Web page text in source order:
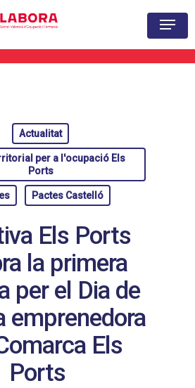
Actualitat
per a l'ocupació Els
Ports
Pactes Castelló
Els Ports
la primera
per el Dia de
emprenedora
Els
Ports